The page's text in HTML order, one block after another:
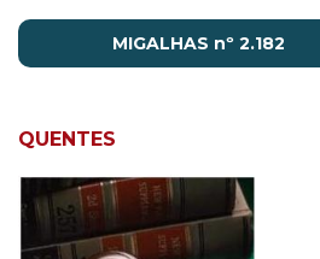
MIGALHAS nº 2.182
QUENTES